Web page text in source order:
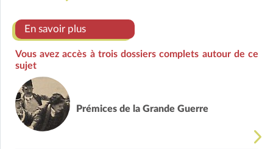
En savoir plus
Vous avez accès à trois dossiers complets autour de ce
sujet
Prémices de la Grande Guerre